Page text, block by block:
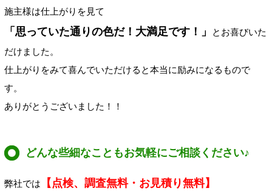
施主様は仕上がりを見て
「思っていた通りの色だ！大満足です！」
とお喜びいた
だけました。
仕上がりをみて喜んでいただけると本当に励みになるもので
す。
ありがとうございました！！
どんな些細なこともお気軽にご相談ください♪
弊社では 【点検、調査無料・お見積り無料】